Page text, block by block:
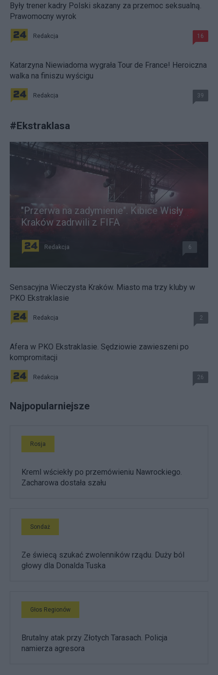
Były trener kadry Polski skazany za przemoc seksualną.
Prawomocny wyrok
Redakcja 16
Katarzyna Niewiadoma wygrała Tour de France! Heroiczna
walka na finiszu wyścigu
Redakcja 39
#Ekstraklasa
"Przerwa na zadymienie". Kibice Wisły
Kraków zadrwili z FIFA
Redakcja 6
Sensacyjna Wieczysta Kraków. Miasto ma trzy kluby w
PKO Ekstraklasie
Redakcja 2
Afera w PKO Ekstraklasie. Sędziowie zawieszeni po
kompromitacji
Redakcja 26
Najpopularniejsze
Rosja
Kreml wściekły po przemówieniu Nawrockiego.
Zacharowa dostała szału
Sondaż
Ze świecą szukać zwolenników rządu. Duży ból
głowy dla Donalda Tuska
Głos Regionów
Brutalny atak przy Złotych Tarasach. Policja
namierza agresora